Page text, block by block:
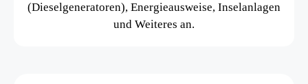
(Dieselgeneratoren), Energieausweise, Inselanlagen
und Weiteres an.